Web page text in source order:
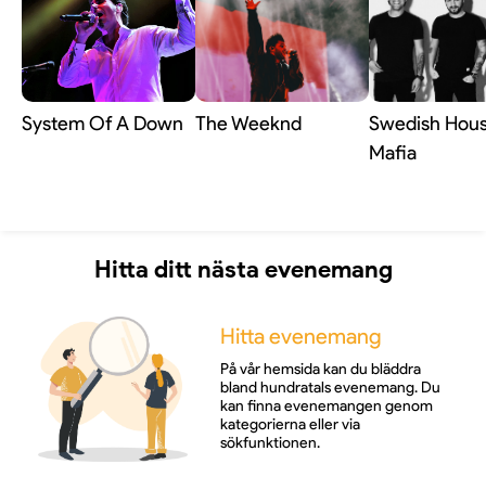
System Of A Down The Weeknd
Swedish
Mafia
Hitta ditt nästa evenemang
Hitta evenemang
På vår hemsida kan du bläddra
bland hundratals evenemang. Du
kan finna evenemangen genom
kategorierna eller via
sökfunktionen.